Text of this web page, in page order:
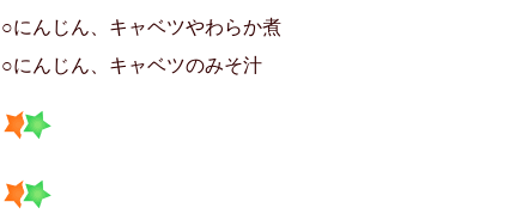
○にんじん、キャベツやわらか煮
○にんじん、キャベツのみそ汁